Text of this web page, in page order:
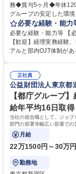
務◆賞与5ヶ月◆年休120日◆残
グループの安定した環
をお任せします。 労務
度改定などのコア業務に
理、給与計算、社会保
き、社内規定の改定や
は部内のOJTを中心に
でも質問・相談できる環
集職種 【森ビルG】人
リモート可
必要な経験・能力
必要な経験・能力等 【
【歓迎】経理実務経験
アルと部内OJT体制が
ます。定型業務に留ま
務に挑戦できるため、
きます。 残業少なめ、
ち長期活躍できる環境
キャリアを築きたい」と
歴・資格 学歴：大学院
簿記検定1級 日商簿記
正社員
公益財団法人東京都
【都庁グループ
給年平均16日取
当社の総合職として、ジョ
部門の部署等幅広い部署での
ております！ ※下記業務詳細
月給
22万1500円～30万円
勤務地